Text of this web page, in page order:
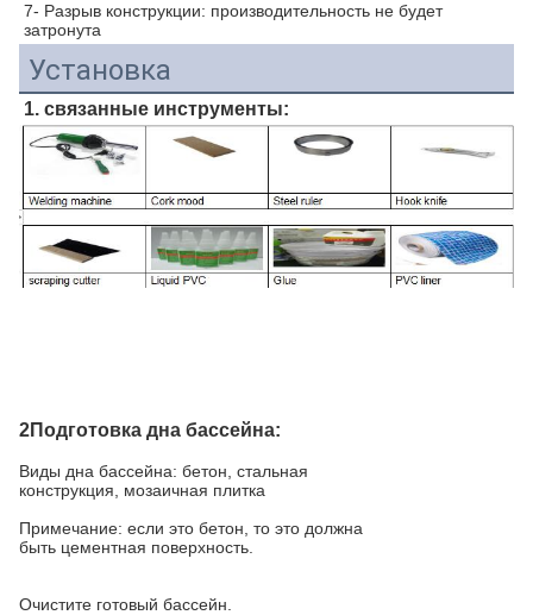
7- Разрыв конструкции: производительность не будет
затронута
Установка
1. связанные инструменты:
2Подготовка дна бассейна:
Виды дна бассейна: бетон, стальная
конструкция, мозаичная плитка
Примечание: если это бетон, то это должна
быть цементная поверхность.
Очистите готовый бассейн.